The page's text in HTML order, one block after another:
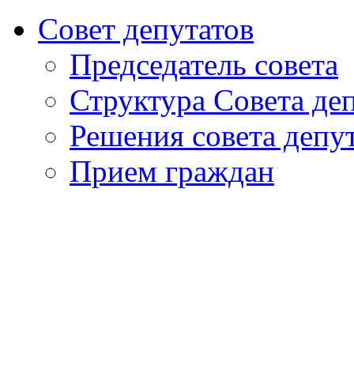
Совет депутатов
Председатель совета
Структура Совета
Решения совета
Прием граждан